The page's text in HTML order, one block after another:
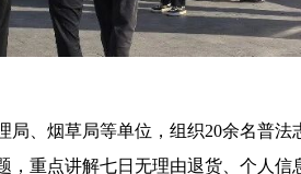
烟草局等单位，组织20余名普法
重点讲解七日无理由退货、个人